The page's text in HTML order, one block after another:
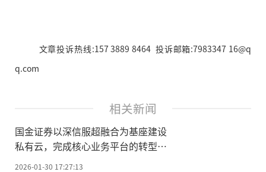
文章投诉热线:157 3889 8464 投诉邮箱:7983347 16@q
q.com
相关新闻
国金证券以深信服超融合为基座建设
私有云，完成核心业务平台的转型升
级
2026-01-30 17:27:13